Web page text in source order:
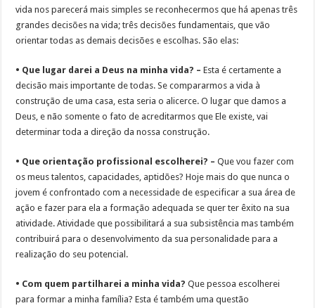
vida nos parecerá mais simples se reconhecermos que há apenas três
grandes decisões na vida; três decisões fundamentais, que vão
orientar todas as demais decisões e escolhas. São elas:
• Que lugar darei a Deus na minha vida? – Esta é certamente a
decisão mais importante de todas. Se compararmos a vida à
construção de uma casa, esta seria o alicerce. O lugar que damos a
Deus, e não somente o fato de acreditarmos que Ele existe, vai
determinar toda a direção da nossa construção.
• Que orientação profissional escolherei? – Que vou fazer com
os meus talentos, capacidades, aptidões? Hoje mais do que nunca o
jovem é confrontado com a necessidade de especificar a sua área de
ação e fazer para ela a formação adequada se quer ter êxito na sua
atividade. Atividade que possibilitará a sua subsistência mas também
contribuirá para o desenvolvimento da sua personalidade para a
realização do seu potencial.
• Com quem partilharei a minha vida? Que pessoa escolherei
para formar a minha família? Esta é também uma questão